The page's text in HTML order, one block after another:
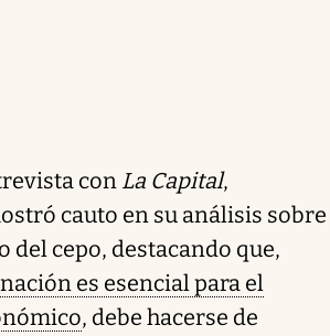
con La Capital,
cauto en su análisis sobre
del cepo, destacando que,
es esencial para el
, debe hacerse de